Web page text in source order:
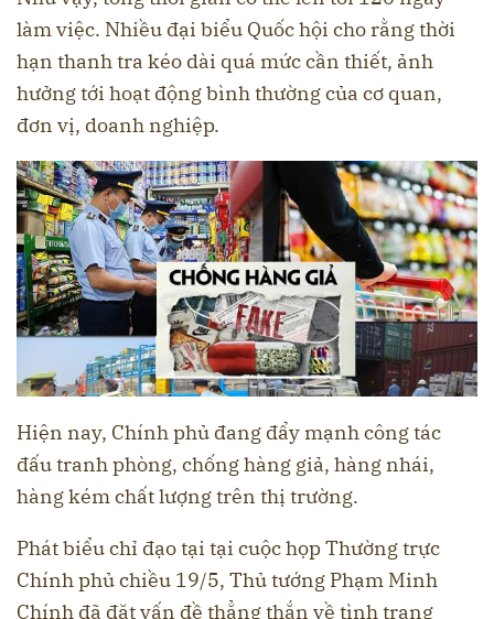
làm việc. Nhiều đại biểu Quốc hội cho rằng thời
hạn thanh tra kéo dài quá mức cần thiết, ảnh
hưởng tới hoạt động bình thường của cơ quan,
đơn vị, doanh nghiệp.
Hiện nay, Chính phủ đang đẩy mạnh công tác
đấu tranh phòng, chống hàng giả, hàng nhái,
hàng kém chất lượng trên thị trường.
Phát biểu chỉ đạo tại tại cuộc họp Thường trực
Chính phủ chiều 19/5, Thủ tướng Phạm Minh
Chính đã đặt vấn đề thẳng thắn về tình trạng